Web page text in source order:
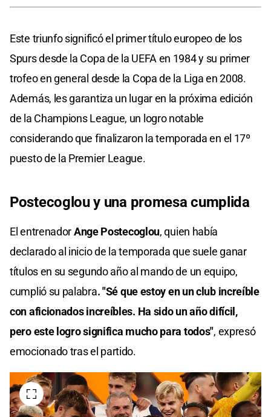
Este triunfo significó el primer título europeo de los
Spurs desde la Copa de la UEFA en 1984 y su primer
trofeo en general desde la Copa de la Liga en 2008.
Además, les garantiza un lugar en la próxima edición
de la Champions League, un logro notable
considerando que finalizaron la temporada en el 17º
puesto de la Premier League.
Postecoglou y una promesa cumplida
El entrenadorAnge Postecoglou, quien había
declarado al inicio de la temporada que suele ganar
títulos en su segundo año al mando de un equipo,
cumplió su palabra. "Sé que estoy en un club increíble
con aficionados increíbles. Ha sido un año difícil,
pero este logro significa mucho para todos", expresó
emocionado tras el partido.